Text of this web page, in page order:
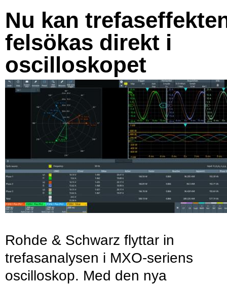
Nu kan
felsökas direkt i
oscilloskopet
Rohde & Schwarz flyttar in
trefasanalysen i MXO-seriens
oscilloskop. Med den nya